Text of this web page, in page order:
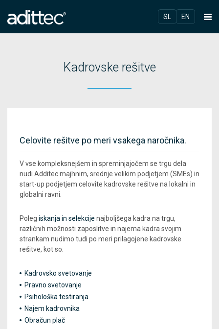
SL EN
Kadrovske rešitve
Celovite rešitve po meri vsakega naročnika.
V vse kompleksnejšem in spreminjajočem se trgu dela
nudi Additec majhnim, srednje velikim podjetjem (SMEs) in
start-up podjetjem celovite kadrovske rešitve na lokalni in
globalni ravni.
Poleg iskanja in selekcije najboljšega kadra na trgu,
različnih možnosti zaposlitve in najema kadra svojim
strankam nudimo tudi po meri prilagojene kadrovske
rešitve, kot so:
Kadrovsko svetovanje
Pravno svetovanje
Psihološka testiranja
Najem kadrovnika
Obračun plač